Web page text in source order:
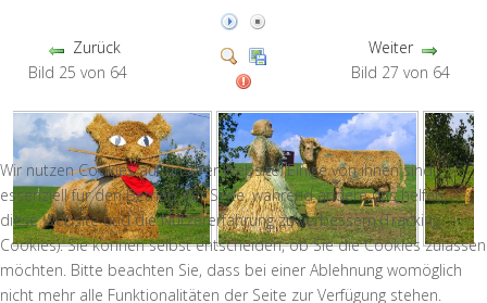
Zurück
Bild 25 von 64
Weiter
Bild 27 von 64
Wir nutzen Cookies auf unserer Website. Einige von ihnen sind
essenziell für den Betrieb der Seite, während andere uns helfen,
diese Website und die Nutzererfahrung zu verbessern (Tracking
Cookies). Sie können selbst entscheiden, ob Sie die Cookies zulassen
möchten. Bitte beachten Sie, dass bei einer Ablehnung womöglich
nicht mehr alle Funktionalitäten der Seite zur Verfügung stehen.